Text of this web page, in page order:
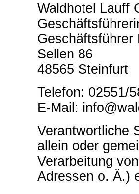
Waldhotel Lauff
Geschäftsführer
Sellen 86
48565 Steinfurt
Telefon: 02551/
E-Mail:
Verantwortliche
allein oder
Verarbeitung
Adressen o. Ä.)